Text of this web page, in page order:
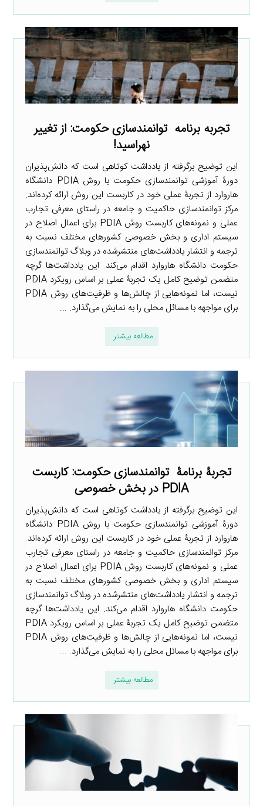
تجربه برنامه توانمندسازی حکومت: از تغییر
نهراسید!
این توضیح برگرفته از یادداشت کوتاهی است که دانش‌پذیران
دورۀ آموزشی توانمندسازی حکومت با روش PDIA دانشگاه
هاروارد از تجربۀ عملی خود در کاربست این روش ارائه کرده‌اند.
مرکز توانمندسازی حاکمیت و جامعه در راستای معرفی تجارب
عملی و نمونه‌های کاربست روش PDIA برای اعمال اصلاح در
سیستم اداری و بخش خصوصی کشورهای مختلف نسبت به
ترجمه و انتشار یادداشت‌های منتشرشده در وبلاگ توانمندسازی
حکومت دانشگاه هاروارد اقدام می‌کند. این یادداشت‌ها گرچه
متضمن توضیح کامل یک تجربۀ عملی بر اساس رویکرد PDIA
نیست، اما نمونه‌هایی از چالش‌ها و ظرفیت‌های روش PDIA
برای مواجهه با مسائل محلی را به نمایش می‌گذارد. ...
مطالعه بیشتر
تجربۀ برنامۀ توانمندسازی حکومت: کاربست
PDIA در بخش خصوصی
این توضیح برگرفته از یادداشت کوتاهی است که دانش‌پذیران
دورۀ آموزشی توانمندسازی حکومت با روش PDIA دانشگاه
هاروارد از تجربۀ عملی خود در کاربست این روش ارائه کرده‌اند.
مرکز توانمندسازی حاکمیت و جامعه در راستای معرفی تجارب
عملی و نمونه‌های کاربست روش PDIA برای اعمال اصلاح در
سیستم اداری و بخش خصوصی کشورهای مختلف نسبت به
ترجمه و انتشار یادداشت‌های منتشرشده در وبلاگ توانمندسازی
حکومت دانشگاه هاروارد اقدام می‌کند. این یادداشت‌ها گرچه
متضمن توضیح کامل یک تجربۀ عملی بر اساس رویکرد PDIA
نیست، اما نمونه‌هایی از چالش‌ها و ظرفیت‌های روش PDIA
برای مواجهه با مسائل محلی را به نمایش می‌گذارد. ...
مطالعه بیشتر